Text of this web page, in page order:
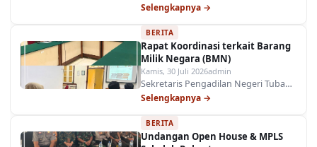
Negeri Tuban, Ketua Pengadilan
membuka rangkaian kegiatan Pekan
Olahraga PN Tuban dalam rangka
memperingati HUT Kemerdekaan
RI…
Selengkapnya →
BERITA
Rapat Koordinasi terkait Barang
Milik Negara (BMN)
Kamis, 30 Juli 2026admin
Sekretaris Pengadilan Negeri Tuban
bersama Plt. Kasubbag Umum &
mengikuti Rapat Koordinasi terkait
Barang Milik Negara (BMN)
Selengkapnya →
BERITA
Undangan Open House & MPLS